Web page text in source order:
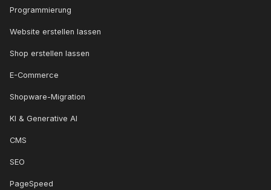
Programmierung
Website erstellen lassen
Shop erstellen lassen
E-Commerce
Shopware-Migration
KI & Generative AI
CMS
SEO
PageSpeed